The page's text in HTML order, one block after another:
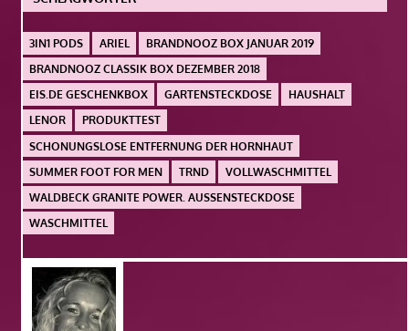
3IN1 PODS ARIEL
BRANDNOOZ BOX JANUAR 2019
BRANDNOOZ CLASSIK BOX DEZEMBER 2018
EIS.DE GESCHENKBOX
GARTENSTECKDOSE
HAUSHALT
LENOR
PRODUKTTEST
SCHONUNGSLOSE ENTFERNUNG DER HORNHAUT
SUMMER FOOT FOR MEN
TRND
VOLLWASCHMITTEL
WALDBECK GRANITE POWER. AUSSENSTECKDOSE
WASCHMITTEL